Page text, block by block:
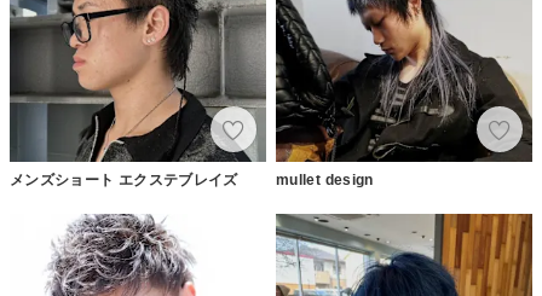
メンズショート エクステブレイズ mullet design